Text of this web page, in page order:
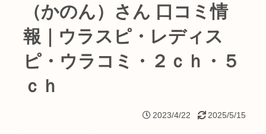
（かのん）さん 口コミ情
報｜ウラスピ・レディス
ピ・ウラコミ・２ｃｈ・５
ｃｈ
2023/4/22 2025/5/15